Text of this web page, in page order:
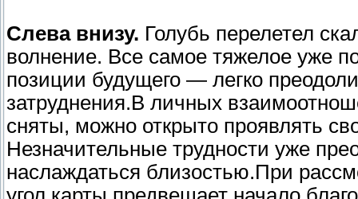
Слева внизу. Голубь перелетел
волнение. Все самое тяжелое
позиции будущего — легко
затруднения.В личных
сняты, можно открыто проявлять
Незначительные трудности уже
наслаждаться близостью.При